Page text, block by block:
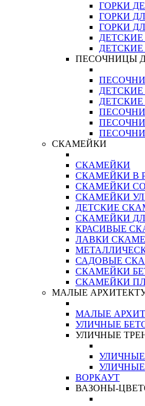
ГОРКИ
ГОРКИ
ГОРКИ
ПЕСОЧНИЦЫ
СКАМЕЙКИ
СКАМЕЙКИ
СКАМЕЙКИ В
СКАМЕЙКИ
СКАМЕЙКИ
ДЕТСКИЕ
СКАМЕЙКИ
КРАСИВЫЕ
ЛАВКИ
САДОВЫЕ
СКАМЕЙКИ
СКАМЕЙКИ
МАЛЫЕ
МАЛЫЕ
УЛИЧНЫЕ
УЛИЧНЫЕ
ВОРКАУТ
ВАЗОНЫ-